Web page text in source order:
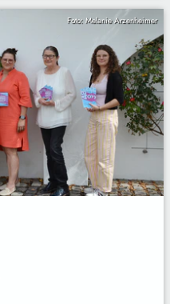
Foto: Melanie Arzenheimer